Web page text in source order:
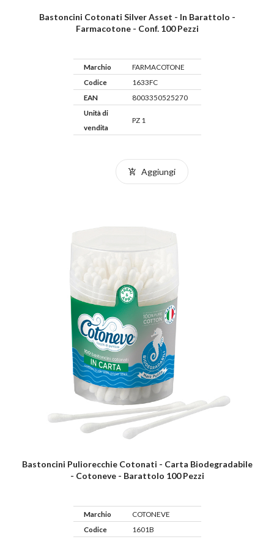
Bastoncini Cotonati Silver Asset - In Barattolo -
Farmacotone - Conf. 100 Pezzi
Marchio
FARMACOTONE
Codice
1633FC
EAN
8003350525270
Unità di
vendita
PZ 1
Aggiungi
Bastoncini Puliorecchie Cotonati - Carta Biodegradabile
- Cotoneve - Barattolo 100 Pezzi
Marchio
COTONEVE
Codice
1601B